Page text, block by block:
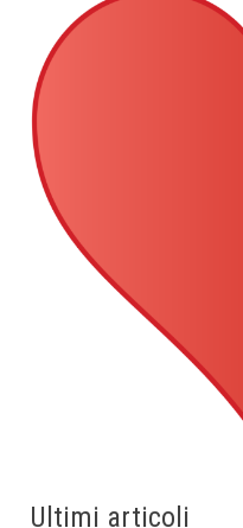
Ultimi articoli